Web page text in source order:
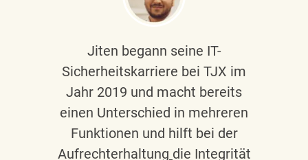
Jiten begann seine IT-
Sicherheitskarriere bei TJX im
Jahr 2019 und macht bereits
einen Unterschied in mehreren
Funktionen und hilft bei der
Aufrechterhaltung die Integrität